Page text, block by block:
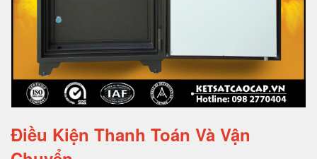
Điều Kiện Thanh Toán Và Vận